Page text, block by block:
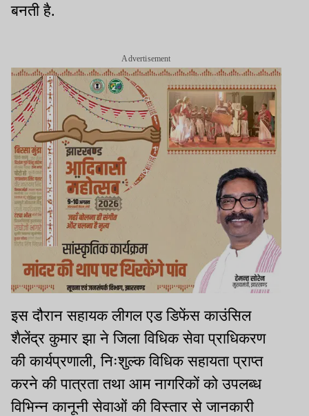
बनती है.
Advertisement
इस दौरान सहायक लीगल एड डिफेंस काउंसिल
शैलेंद्र कुमार झा ने जिला विधिक सेवा प्राधिकरण
की कार्यप्रणाली, निःशुल्क विधिक सहायता प्राप्त
करने की पात्रता तथा आम नागरिकों को उपलब्ध
विभिन्न कानूनी सेवाओं की विस्तार से जानकारी